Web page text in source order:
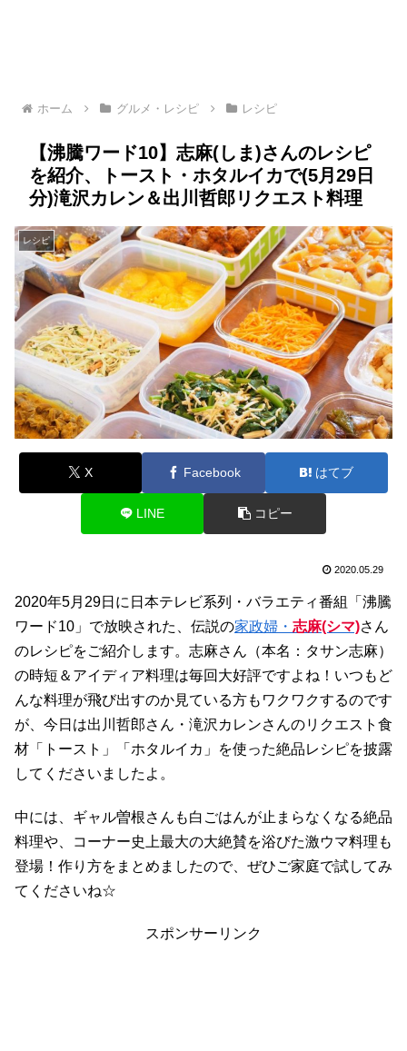
ホーム グルメ・レシピ レシピ
【沸騰ワード10】志麻(しま)さんのレシピ
を紹介、トースト・ホタルイカで(5月29日
分)滝沢カレン＆出川哲郎リクエスト料理
レシピ
X Facebook はてブ
LINE コピー
2020.05.29
2020年5月29日に日本テレビ系列・バラエティ番組「沸騰
ワード10」で放映された、伝説の家政婦・ 志麻(シマ)さん
のレシピをご紹介します。志麻さん（本名：タサン志麻）
の時短＆アイディア料理は毎回大好評ですよね！いつもど
んな料理が飛び出すのか見ている方もワクワクするのです
が、今日は出川哲郎さん・滝沢カレンさんのリクエスト食
材「トースト」「ホタルイカ」を使った絶品レシピを披露
してくださいましたよ。
中には、ギャル曽根さんも白ごはんが止まらなくなる絶品
料理や、コーナー史上最大の大絶賛を浴びた激ウマ料理も
登場！作り方をまとめましたので、ぜひご家庭で試してみ
てくださいね☆
スポンサーリンク